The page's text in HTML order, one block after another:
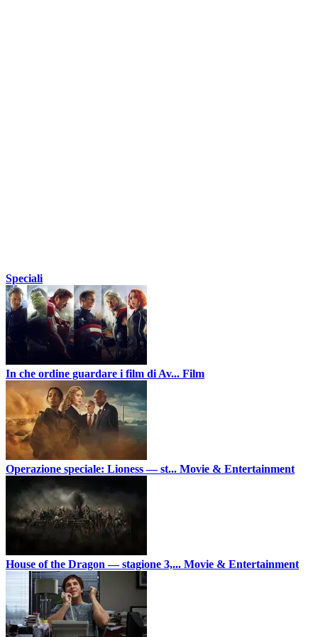
Speciali
In che ordine guardare i film di Av... Film
Operazione speciale: Lioness — st... Movie & Entertainment
House of the Dragon — stagione 3,... Movie & Entertainment